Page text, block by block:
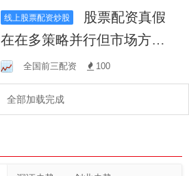
线上股票配资炒股
在在多策略并行但市场方向
不明的阶段背景下阶段如何
用好证券融资
全国前三配资 100
全部加载完成